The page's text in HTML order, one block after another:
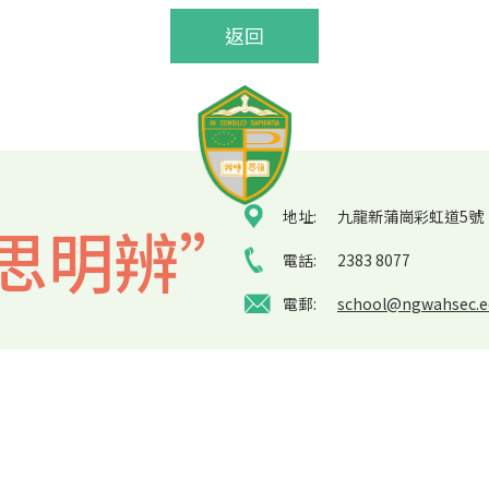
返回
明辨” 地址:
九龍新蒲崗彩虹道5號
電話:
2383 8077
電郵: